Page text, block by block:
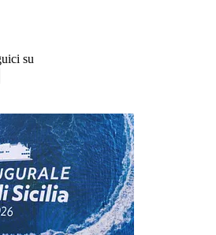
su